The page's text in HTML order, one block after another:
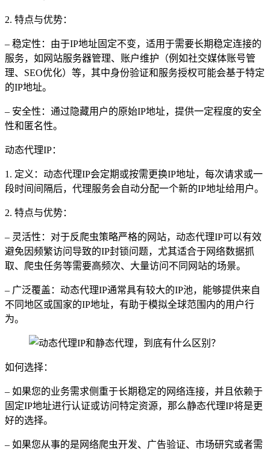
2. 特点与优势：
– 稳定性：由于IP地址固定不变，适用于需要长期稳定连接的
服务，如网站服务器管理、账户维护（例如社交媒体账号管
理、SEO优化）等，其中身份验证和服务授权可能会基于特定
的IP地址。
– 安全性：通过隐藏用户的原始IP地址，提供一定程度的安全
性和匿名性。
动态代理IP：
1. 定义：动态代理IP会定期或按需更换IP地址，每次请求或一
段时间间隔后，代理服务会自动分配一个新的IP地址给用户。
2. 特点与优势：
– 灵活性：对于反爬虫策略严格的网站，动态代理IP可以有效
避免因频繁访问导致的IP封锁问题，尤其适合于网络数据抓
取、爬虫任务等需要高频次、大量访问不同网站的场景。
– 广泛覆盖：动态代理IP通常具有较大的IP池，能够提供来自
不同地区或国家的IP地址，有助于模拟全球范围内的用户行
为。
如何选择：
– 如果您的业务需求侧重于长期稳定的网络连接，并且依赖于
固定IP地址进行认证或访问特定资源，那么静态代理IP将是更
好的选择。
– 如果您从事的是网络爬虫开发、广告验证、市场研究或者需